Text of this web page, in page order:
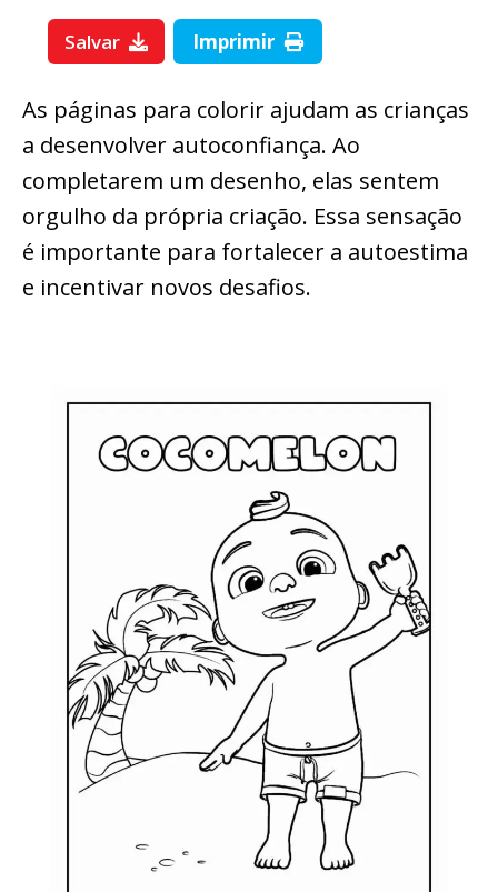
Salvar Imprimir
As páginas para colorir ajudam as crianças
a desenvolver autoconfiança. Ao
completarem um desenho, elas sentem
orgulho da própria criação. Essa sensação
é importante para fortalecer a autoestima
e incentivar novos desafios.